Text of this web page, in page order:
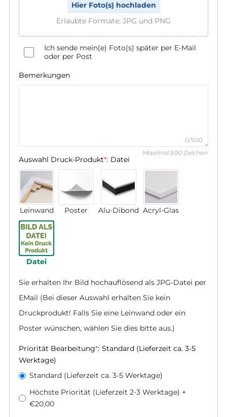
Hier Foto(s) hochladen
Erlaubte Formate: JPG und PNG
Ich sende mein(e) Foto(s) später per E-Mail
oder per Post
Bemerkungen
0/500
Maximal 500 Zeichen
Auswahl Druck-Produkt*: Datei
Leinwand Poster Alu-Dibond Acryl-Glas
Datei
Sie erhalten Ihr Bild hochauflösend als JPG-Datei per
EMail (Bei dieser Auswahl erhalten Sie kein
Druckprodukt! Falls Sie eine Leinwand oder ein
Poster wünschen, wählen Sie dies bitte aus.)
Priorität Bearbeitung*: Standard (Lieferzeit ca. 3-5
Werktage)
Standard (Lieferzeit ca. 3-5 Werktage)
Höchste Priorität (Lieferzeit 2-3 Werktage) +
€20,00